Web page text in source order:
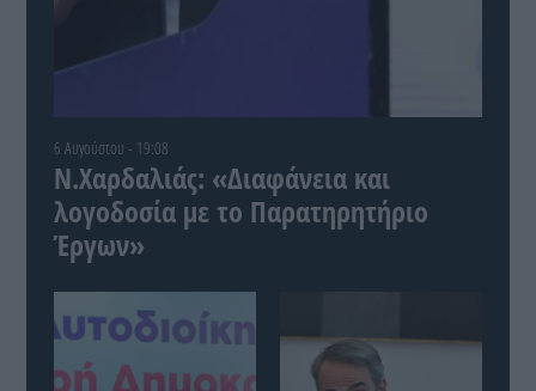
6 Αυγούστου - 19:08
Ν.Χαρδαλιάς: «Διαφάνεια και
λογοδοσία με το Παρατηρητήριο
Έργων»